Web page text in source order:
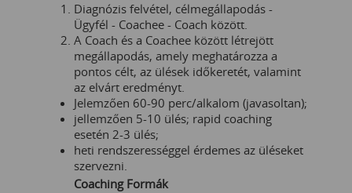
Diagnózis felvétel, célmegállapodás -
Ügyfél - Coachee - Coach között.
A Coach és a Coachee között létrejött
megállapodás, amely meghatározza a
pontos célt, az ülések időkeretét, valamint
az elvárt eredményt.
Jelemzően 60-90 perc/alkalom (javasoltan);
jellemzően 5-10 ülés; rapid coaching
esetén 2-3 ülés;
heti rendszerességgel érdemes az üléseket
szervezni.
Coaching Formák